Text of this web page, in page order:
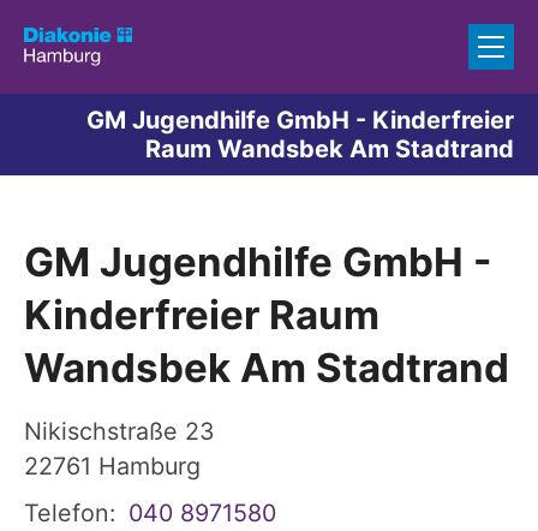
GM Jugendhilfe GmbH - Kinderfreier
Raum Wandsbek Am Stadtrand
GM Jugendhilfe GmbH -
Kinderfreier Raum
Wandsbek Am Stadtrand
Nikischstraße 23
22761 Hamburg
Telefon: 040 8971580